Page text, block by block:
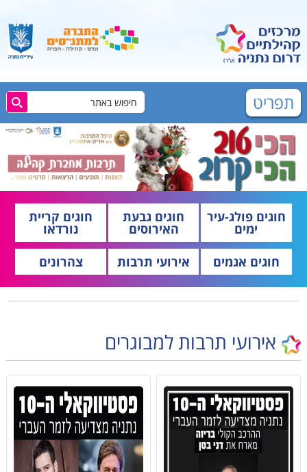
תפריט
חוגים פולג-עיר
ימים
חוגים גבעת
האירוסים
חוגים קריית
נורדאו
חוגים אגמים
אירועי תרבות צהרונים
אירועי תרבות למבוגרים